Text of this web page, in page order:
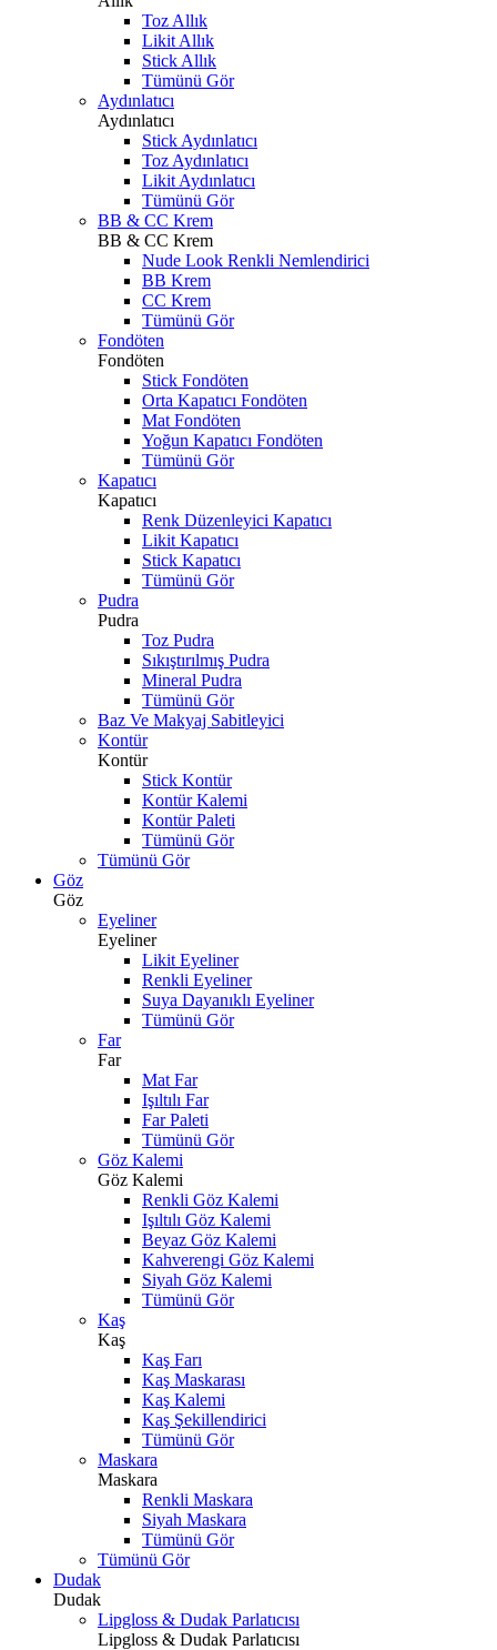
Toz Allık
Likit Allık
Stick Allık
Tümünü Gör
Aydınlatıcı
Aydınlatıcı
Stick Aydınlatıcı
Toz Aydınlatıcı
Likit Aydınlatıcı
Tümünü Gör
BB & CC Krem
BB & CC Krem
Nude Look Renkli Nemlendirici
BB Krem
CC Krem
Tümünü Gör
Fondöten
Fondöten
Stick Fondöten
Orta Kapatıcı Fondöten
Mat Fondöten
Yoğun Kapatıcı Fondöten
Tümünü Gör
Kapatıcı
Kapatıcı
Renk Düzenleyici Kapatıcı
Likit Kapatıcı
Stick Kapatıcı
Tümünü Gör
Pudra
Pudra
Toz Pudra
Sıkıştırılmış Pudra
Mineral Pudra
Tümünü Gör
Baz Ve Makyaj Sabitleyici
Kontür
Kontür
Stick Kontür
Kontür Kalemi
Kontür Paleti
Tümünü Gör
Tümünü Gör
Göz
Göz
Eyeliner
Eyeliner
Likit Eyeliner
Renkli Eyeliner
Suya Dayanıklı Eyeliner
Tümünü Gör
Far
Far
Mat Far
Işıltılı Far
Far Paleti
Tümünü Gör
Göz Kalemi
Göz Kalemi
Renkli Göz Kalemi
Işıltılı Göz Kalemi
Beyaz Göz Kalemi
Kahverengi Göz Kalemi
Siyah Göz Kalemi
Tümünü Gör
Kaş
Kaş
Kaş Farı
Kaş Maskarası
Kaş Kalemi
Kaş Şekillendirici
Tümünü Gör
Maskara
Maskara
Renkli Maskara
Siyah Maskara
Tümünü Gör
Tümünü Gör
Dudak
Dudak
Lipgloss & Dudak Parlatıcısı
Lipgloss & Dudak Parlatıcısı